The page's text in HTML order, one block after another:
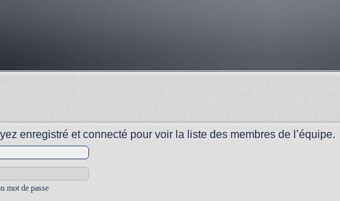
enregistré et connecté pour voir la liste des membres de l’équipe.
mot de passe